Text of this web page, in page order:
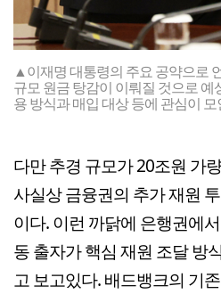
▲이재명 대통령의 주요 공약으로
규모 원금 탕감이 이뤄질 것으로
용 방식과 매입 대상 등에 관심이 모
다만 추경 규모가 20조원 가
사실상 금융권의 추가 재원
이다. 이런 까닭에 은행권에
동 출자가 핵심 재원 조달 방
고 보고있다. 배드뱅크의 기